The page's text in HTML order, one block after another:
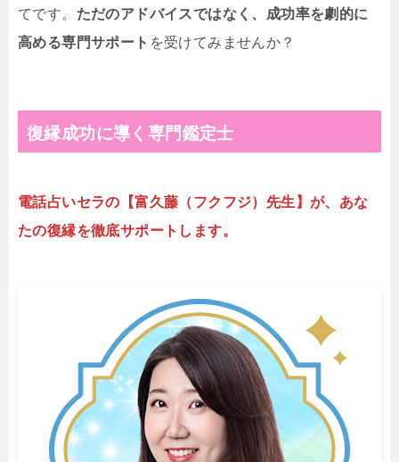
てです。 ただのアドバイスではなく、成功率を劇的に
高める専門サポート を受けてみませんか？
復縁成功に導く専門鑑定士
電話占いセラの【富久藤（フクフジ）先生】が、あな
たの復縁を徹底サポートします。